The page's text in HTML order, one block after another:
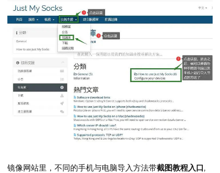
镜像网站里，不同的手机与电脑导入方法带截图教程入口,